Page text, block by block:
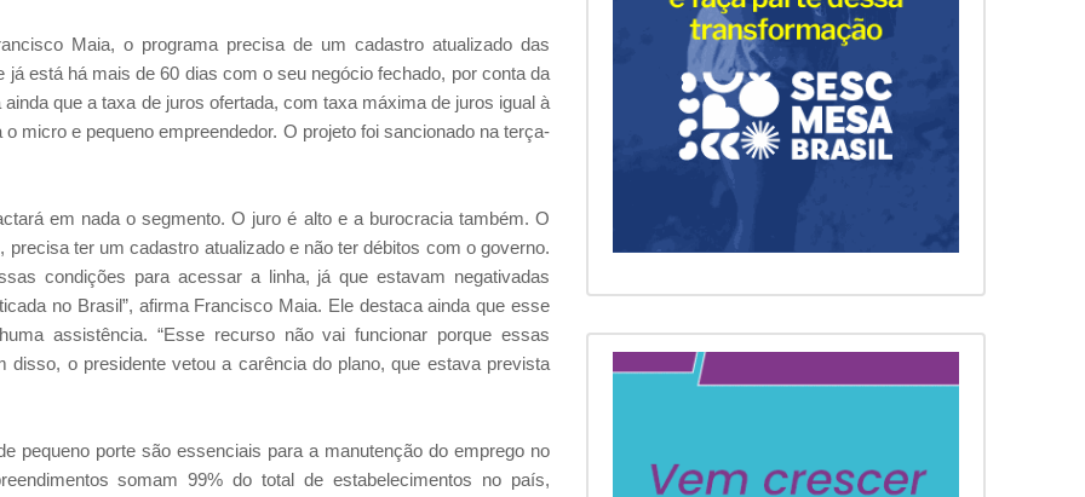
Maia, o programa precisa de um cadastro atualizado das
está há mais de 60 dias com o seu negócio fechado, por conta da
que a taxa de juros ofertada, com taxa máxima de juros igual à
micro e pequeno empreendedor. O projeto foi sancionado na terça-
em nada o segmento. O juro é alto e a burocracia também. O
ter um cadastro atualizado e não ter débitos com o governo.
condições para acessar a linha, já que estavam negativadas
no Brasil”, afirma Francisco Maia. Ele destaca ainda que esse
assistência. “Esse recurso não vai funcionar porque essas
o presidente vetou a carência do plano, que estava prevista
pequeno porte são essenciais para a manutenção do emprego no
somam 99% do total de estabelecimentos no país,